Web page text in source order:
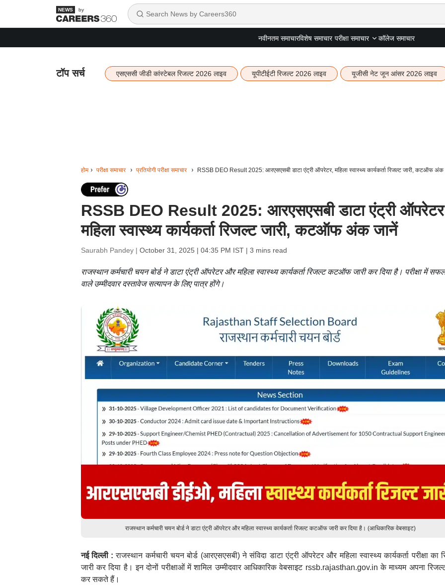
by
नवीनतम समाचारविशेष समाचार परीक्षा समाचार कॉलेज समाचार
टॉप सर्च एसएससी जीडी कांस्टेबल रिजल्ट 2026 लाइव यूपीटीईटी रिजल्ट 2026 लाइव यूजीसी नेट जून आंसर 2026 लाइव
होम परीक्षा समाचार प्रतियोगी परीक्षा समाचार RSSB DEO Result 2025: आरएसएसबी डाटा एंट्री ऑपरेटर, महिला स्वास्थ्य कार्यकर्ता रिजल्ट जारी, कटऑफ अंक
RSSB DEO Result 2025: आरएसएसबी डाटा एंट्री
महिला स्वास्थ्य कार्यकर्ता रिजल्ट जारी, कटऑफ अंक जानें
Saurabh Pandey | October 31, 2025 | 04:35 PM IST| 3 mins read
राजस्थान कर्मचारी चयन बोर्ड ने डाटा एंट्री ऑपरेटर और महिला स्वास्थ्य कार्यकर्ता रिजल्ट कटऑफ जारी कर दिया है। परीक्षा में
वाले उम्मीदवार दस्तावेज सत्यापन के लिए पात्र होंगे।
राजस्थान कर्मचारी चयन बोर्ड ने डाटा एंट्री ऑपरेटर और महिला स्वास्थ्य कार्यकर्ता रिजल्ट कटऑफ जारी कर दिया है। (आधिकारिक वेबसाइट)
नई दिल्ली : राजस्थान कर्मचारी चयन बोर्ड (आरएसएसबी) ने संविदा डाटा एंट्री ऑपरेटर और महिला स्वास्थ्य कार्यकर्ता परीक्षा का
जारी कर दिया है। इन दोनों परीक्षाओं में शामिल उम्मीदवार आधिकारिक वेबसाइट rssb.rajasthan.gov.in के माध्यम अपना
कर सकते हैं।